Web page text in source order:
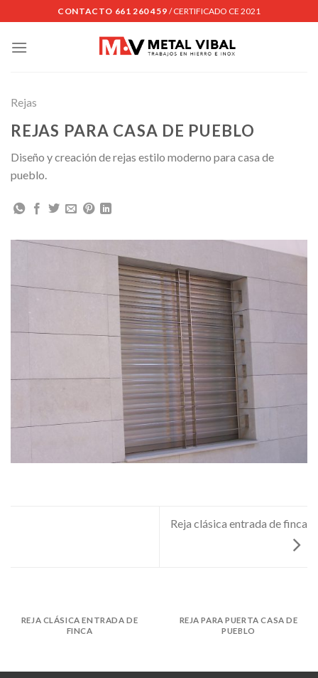
to
content
CONTACTO 661 260 459 / CERTIFICADO CE 2021
Rejas
REJAS PARA CASA DE PUEBLO
Diseño y creación de rejas estilo moderno para casa de
pueblo.
Reja clásica entrada de finca
REJA CLÁSICA ENTRADA DE
FINCA
REJA PARA PUERTA CASA DE
PUEBLO